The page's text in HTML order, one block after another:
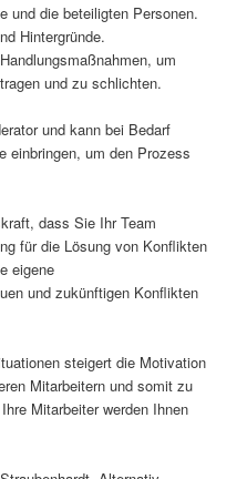
und die beteiligten Personen.
Hintergründe.
um
und zu schlichten.
und kann bei Bedarf
einbringen, um den Prozess
dass Sie Ihr Team
für die Lösung von Konflikten
eigene
und zukünftigen Konflikten
steigert die Motivation
Mitarbeitern und somit zu
Mitarbeiter werden Ihnen